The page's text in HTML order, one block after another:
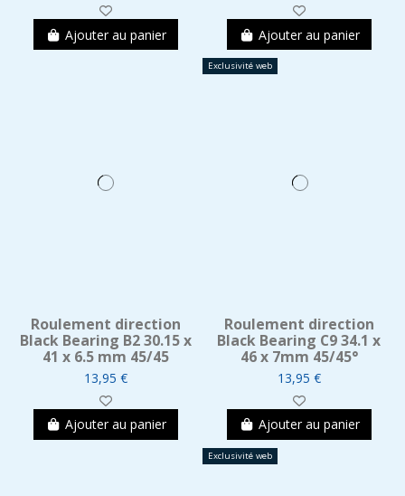
Ajouter au panier Ajouter au panier
Roulement direction
Black Bearing B2 30.15 x
41 x 6.5 mm 45/45
13,95 €
Ajouter au panier
Exclusivité web
Roulement direction
Black Bearing C9 34.1 x
46 x 7mm 45/45°
13,95 €
Ajouter au panier
Exclusivité web